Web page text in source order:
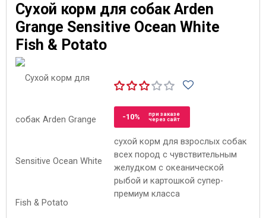
Сухой корм для собак Arden
Grange Sensitive Ocean White
Fish & Potato
-10%
при заказе
через сайт
сухой корм для взрослых собак
всех пород с чувствительным
желудком с океанической
рыбой и картошкой супер-
премиум класса